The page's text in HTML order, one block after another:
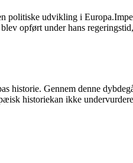
politiske udvikling i
opført under hans
historie. Gennem denne
historiekan ikke